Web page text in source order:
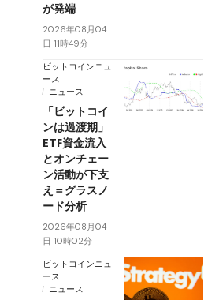
が発端
2026年08月04
日 11時49分
ビットコインニュ
ース
ニュース
「ビットコイ
ンは過渡期」
ETF資金流入
とオンチェー
ン活動が下支
え＝グラスノ
ード分析
2026年08月04
日 10時02分
ビットコインニュ
ース
ニュース